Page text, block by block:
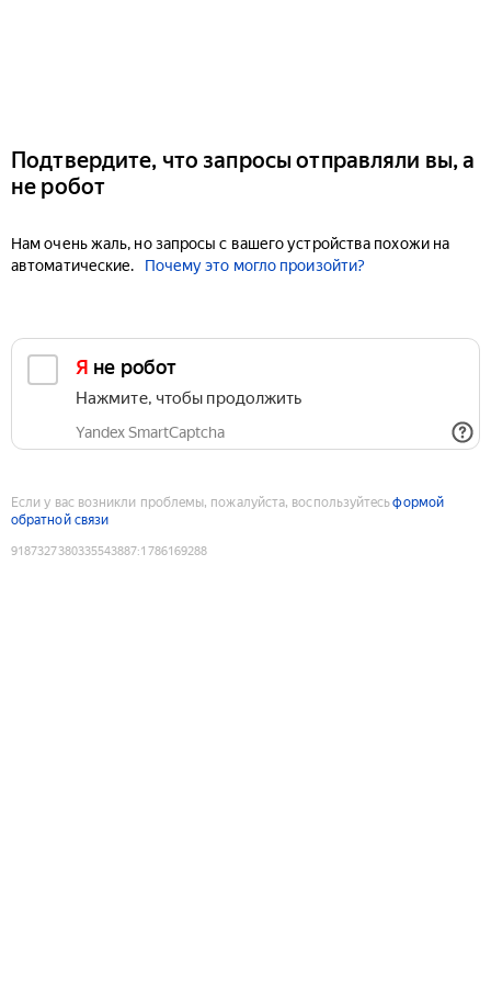
Подтвердите, что запросы отправляли вы, а
не робот
Нам очень жаль, но запросы с вашего устройства похожи на
автоматические.
Почему это могло произойти?
Я не робот
Нажмите, чтобы продолжить
Yandex SmartCaptcha
Если у вас возникли проблемы, пожалуйста, воспользуйтесьформой
обратной связи
9187327380335543887:1786169288